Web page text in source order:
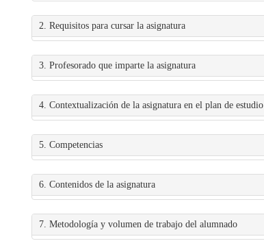
2. Requisitos para cursar la asignatura
3. Profesorado que imparte la asignatura
4. Contextualización de la asignatura en el plan de estudio
5. Competencias
6. Contenidos de la asignatura
7. Metodología y volumen de trabajo del alumnado